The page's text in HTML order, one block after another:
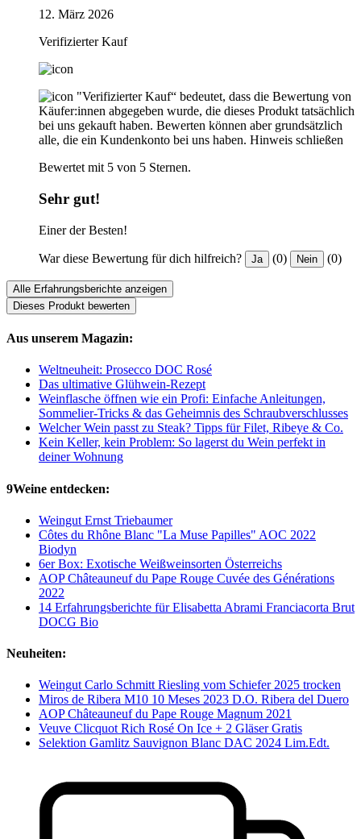
12. März 2026
Verifizierter Kauf
"Verifizierter Kauf“ bedeutet, dass die Bewertung von
Käufer:innen abgegeben wurde, die dieses Produkt tatsächlich
bei uns gekauft haben. Bewerten können aber grundsätzlich
alle, die ein Kundenkonto bei uns haben. Hinweis schließen
Bewertet mit 5 von 5 Sternen.
Sehr gut!
Einer der Besten!
War diese Bewertung für dich hilfreich? Ja (0) Nein (0)
Alle Erfahrungsberichte anzeigen
Dieses Produkt bewerten
Aus unserem Magazin:
Weltneuheit: Prosecco DOC Rosé
Das ultimative Glühwein-Rezept
Weinflasche öffnen wie ein Profi: Einfache Anleitungen,
Sommelier-Tricks & das Geheimnis des Schraubverschlusses
Welcher Wein passt zu Steak? Tipps für Filet, Ribeye & Co.
Kein Keller, kein Problem: So lagerst du Wein perfekt in
deiner Wohnung
9Weine entdecken:
Weingut Ernst Triebaumer
Côtes du Rhône Blanc "La Muse Papilles" AOC 2022
Biodyn
6er Box: Exotische Weißweinsorten Österreichs
AOP Châteauneuf du Pape Rouge Cuvée des Générations
2022
14 Erfahrungsberichte für Elisabetta Abrami Franciacorta Brut
DOCG Bio
Neuheiten:
Weingut Carlo Schmitt Riesling vom Schiefer 2025 trocken
Miros de Ribera M10 10 Meses 2023 D.O. Ribera del Duero
AOP Châteauneuf du Pape Rouge Magnum 2021
Veuve Clicquot Rich Rosé On Ice + 2 Gläser Gratis
Selektion Gamlitz Sauvignon Blanc DAC 2024 Lim.Edt.